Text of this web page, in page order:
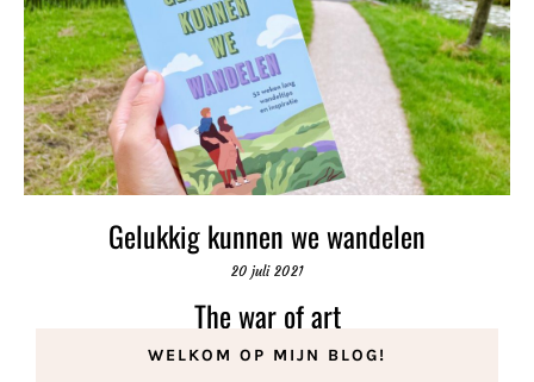
Gelukkig kunnen we wandelen
20 juli 2021
The war of art
2 november 2021
WELKOM OP MIJN BLOG!